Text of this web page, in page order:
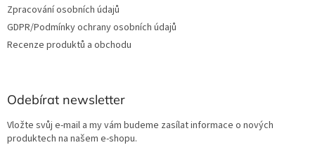
Zpracování osobních údajů
GDPR/Podmínky ochrany osobních údajů
Recenze produktů a obchodu
Odebírat newsletter
Vložte svůj e-mail a my vám budeme zasílat informace o nových
produktech na našem e-shopu.